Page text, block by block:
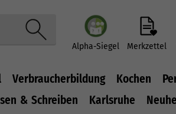
Alpha-Siegel Merkzettel
Verbraucherbildung Kochen
& Schreiben Karlsruhe